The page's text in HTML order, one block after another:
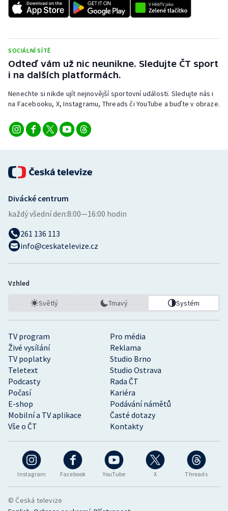
Short track
Sportovní střelba
Stolní tenis
Veslování
Vodní slalom
SOCIÁLNÍ SÍTĚ
Odteď vám už nic neunikne. Sledujte ČT sport
i na dalších platformách.
Nenechte si nikde ujít nejnovější sportovní události. Sledujte nás i
na Facebooku, X, Instagramu, Threads či YouTube a buďte v obraze.
Instagram Facebook YouTube X Threads
TV program
Pro média
Živé vysílání
Reklama
TV poplatky
Studio Brno
Teletext
Studio Ostrava
Podcasty
Rada ČT
Počasí
Kariéra
E-shop
Podávání námětů
Mobilní a TV aplikace
Časté dotazy
Vše o ČT
Kontakty
Divácké centrum
každý všední den:8:00—16:00 hodin
261 136 113
info@ceskatelevize.cz
Vzhled
Světlý Tmavý Systém
© Česká televize